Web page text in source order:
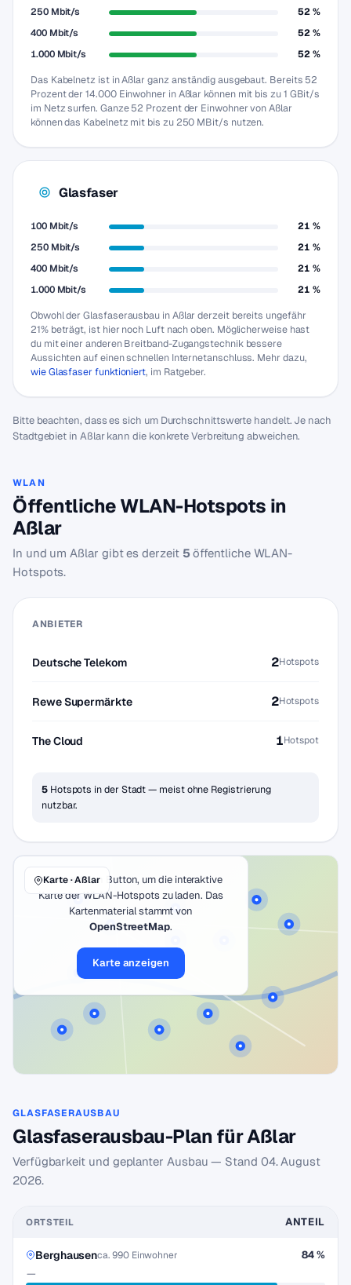
250 Mbit/s
52 %
400 Mbit/s
52 %
1.000 Mbit/s
52 %
Das Kabelnetz ist in Aßlar ganz anständig ausgebaut. Bereits 52
Prozent der 14.000 Einwohner in Aßlar können mit bis zu 1 GBit/s
im Netz surfen. Ganze 52 Prozent der Einwohner von Aßlar
können das Kabelnetz mit bis zu 250 MBit/s nutzen.
Glasfaser
100 Mbit/s
21 %
250 Mbit/s
21 %
400 Mbit/s
21 %
1.000 Mbit/s
21 %
Obwohl der Glasfaserausbau in Aßlar derzeit bereits ungefähr
21% beträgt, ist hier noch Luft nach oben. Möglicherweise hast
du mit einer anderen Breitband-Zugangstechnik bessere
Aussichten auf einen schnellen Internetanschluss. Mehr dazu,
wie Glasfaser funktioniert, im Ratgeber.
Bitte beachten, dass es sich um Durchschnittswerte handelt. Je nach
Stadtgebiet in Aßlar kann die konkrete Verbreitung abweichen.
WLAN
Öffentliche WLAN-Hotspots in
Aßlar
In und um Aßlar gibt es derzeit 5öffentliche WLAN-
Hotspots.
ANBIETER
Deutsche Telekom 2Hotspots
Rewe Supermärkte 2Hotspots
The Cloud 1Hotspot
5Hotspots in der Stadt — meist ohne Registrierung
nutzbar.
Klicke auf den Button, um die interaktive
Karte der WLAN-Hotspots zu laden. Das
Kartenmaterial stammt von
OpenStreetMap.
Karte anzeigen
Karte · Aßlar
GLASFASERAUSBAU
Glasfaserausbau-Plan für Aßlar
Verfügbarkeit und geplanter Ausbau — Stand 04. August
2026.
ORTSTEIL ANTEIL
Berghausenca. 990 Einwohner
—
84 %